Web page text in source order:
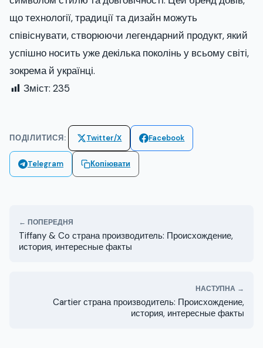
що технології, традиції та дизайн можуть
співіснувати, створюючи легендарний продукт, який
успішно носить уже декілька поколінь у всьому світі,
зокрема й українці.
Зміст: 235
ПОДІЛИТИСЯ: Twitter/X Facebook
Telegram Копіювати
← ПОПЕРЕДНЯ
Tiffany & Co страна производитель: Происхождение,
история, интересные факты
НАСТУПНА →
Cartier страна производитель: Происхождение,
история, интересные факты